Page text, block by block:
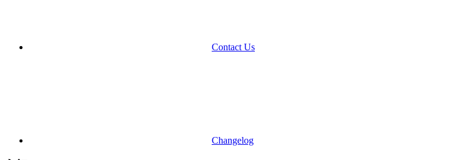
Contact Us
Changelog